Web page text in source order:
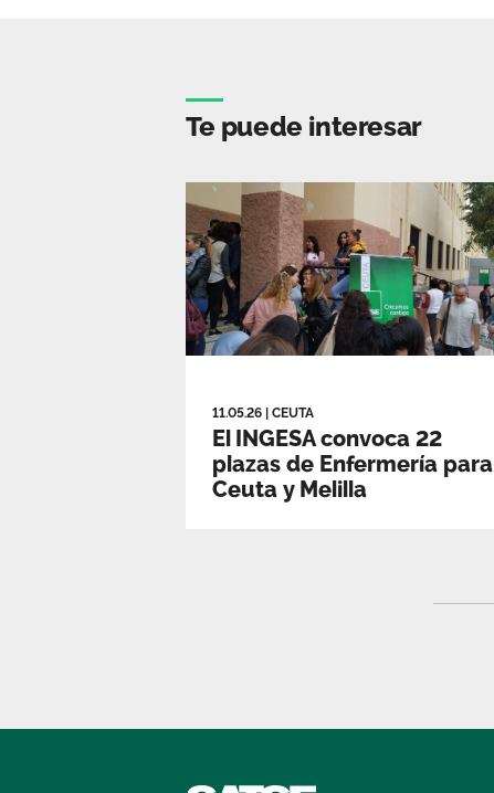
Te puede interesar
11.05.26 CEUTA
El INGESA convoca 22
plazas de Enfermería para
Ceuta y Melilla